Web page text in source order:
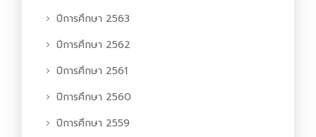
ปีการศึกษา 2563
ปีการศึกษา 2562
ปีการศึกษา 2561
ปีการศึกษา 2560
ปีการศึกษา 2559